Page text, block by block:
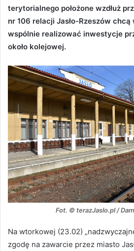
terytorialnego położone wzdłuż
nr 106 relacji Jasło-Rzeszów
wspólnie realizować inwestycje
około kolejowej.
Fot. © terazJaslo.pl /
Na wtorkowej (23.02)
zgodę na zawarcie przez miasto